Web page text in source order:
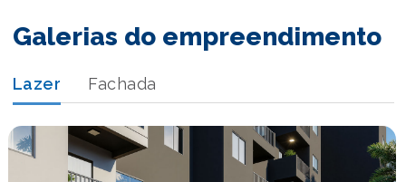
Galerias do empreendimento
Lazer Fachada